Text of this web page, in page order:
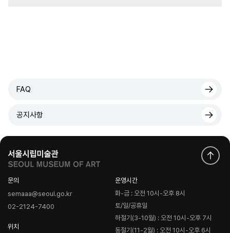
FAQ
공지사항
문의
semaaa@seoul.go.kr
02-2124-7400
위치
운영시간
화-금 : 오전 10시-오후 8시
토/일/공휴일
하절기(3-10월) : 오전 10시-오후 7시
동절기(11-2월) : 오전 10시-오후 6시